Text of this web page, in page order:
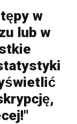
w
lub w